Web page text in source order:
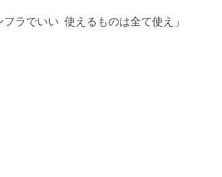
ラでいい 使えるものは全て使え」